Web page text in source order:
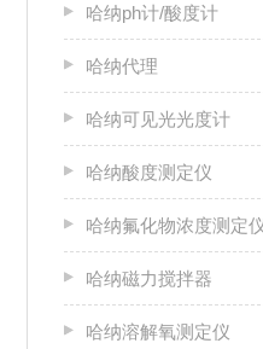
哈纳ph计/酸度计
哈纳代理
哈纳可见光光度计
哈纳酸度测定仪
哈纳氟化物浓度测定
哈纳磁力搅拌器
哈纳溶解氧测定仪